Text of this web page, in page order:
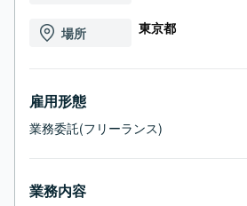
場所 東京都
雇用形態
業務委託(フリーランス)
業務内容